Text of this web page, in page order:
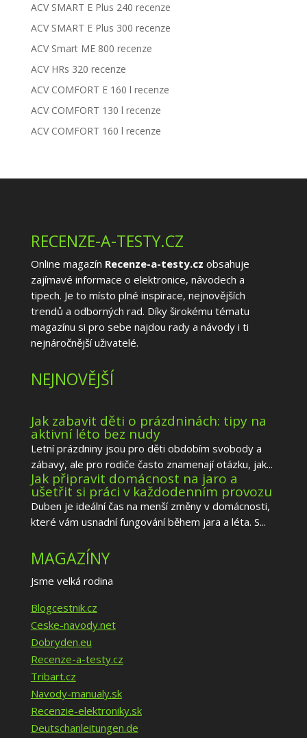
ACV SMART E Plus 240 recenze
ACV SMART E Plus 300 recenze
ACV Smart ME 800 recenze
ACV HRs 320 recenze
ACV COMFORT E 160 l recenze
ACV COMFORT 130 l recenze
ACV COMFORT 160 l recenze
RECENZE-A-TESTY.CZ
Online magazín Recenze-a-testy.cz obsahuje
zajímavé informace o elektronice, návodech a
tipech. Je to místo plné inspirace, nejnovějších
trendů a odborných rad. Díky širokému tématu
magazínu si pro sebe najdou rady a návody i ti
nejnáročnější uživatelé.
NEJNOVĚJŠÍ
Jak zabavit děti o prázdninách: tipy na
aktivní léto bez nudy
Letní prázdniny jsou pro děti obdobím svobody a
zábavy, ale pro rodiče často znamenají otázku, jak...
Jak připravit domácnost na jaro a
ušetřit si práci v každodenním provozu
Duben je ideální čas na menší změny v domácnosti,
které vám usnadní fungování během jara a léta. S...
MAGAZÍNY
Jsme velká rodina
Blogcestnik.cz
Ceske-navody.net
Dobryden.eu
Recenze-a-testy.cz
Tribart.cz
Navody-manualy.sk
Recenzie-elektroniky.sk
Deutschanleitungen.de